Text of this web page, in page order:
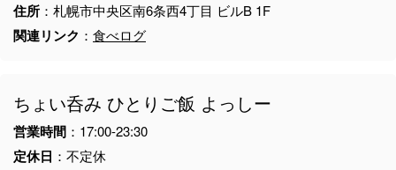
住所 ：札幌市中央区南6条西4丁目 ビルB 1F
関連リンク ： 食べログ
ちょい呑み ひとりご飯 よっしー
営業時間 ：17:00-23:30
定休日 ：不定休